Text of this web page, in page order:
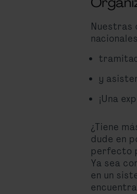
Nuestras
y
¡Una
¿Tiene
dude en
perfecto
Ya sea
en un